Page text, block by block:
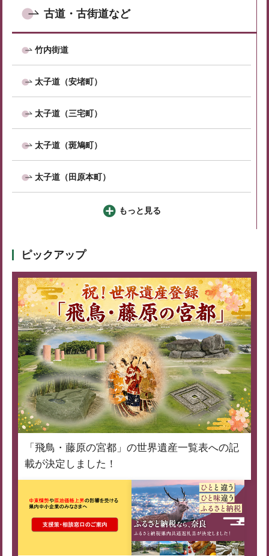
古道・古街道など
竹内街道
太子道（安堵町）
太子道（三宅町）
太子道（斑鳩町）
太子道（田原本町）
もっと見る
ピックアップ
「飛鳥・藤原の宮都」の世界遺産一覧表への記
載が決定しました！